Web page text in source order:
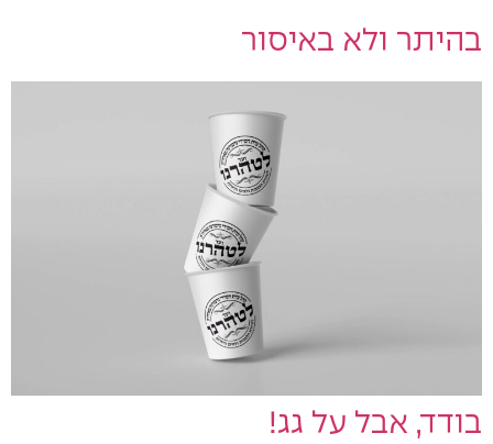
בהיתר ולא באיסור
בודד, אבל על גג!